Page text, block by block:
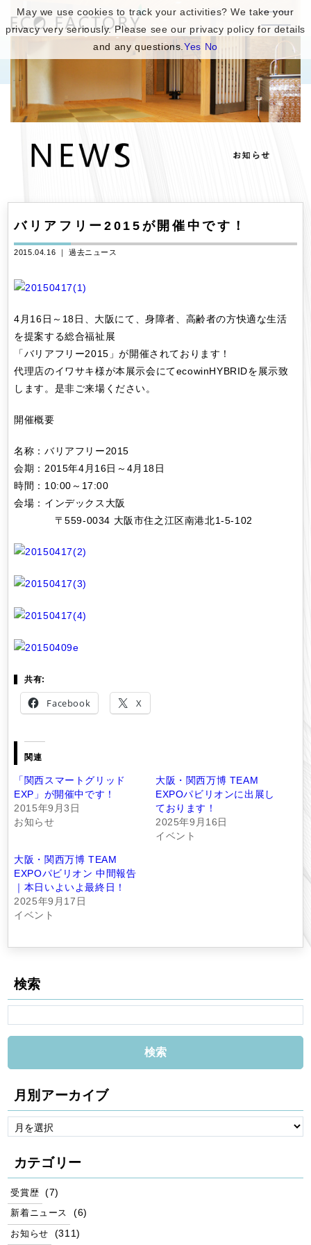
バリアフリー2015が開催中です！
2015.04.16 ｜過去ニュース
4月16日～18日、大阪にて、身障者、高齢者の方快適な生活
を提案する総合福祉展
「バリアフリー2015」が開催されております！
代理店のイワサキ様が本展示会にてecowinHYBRIDを展示致
します。是非ご来場ください。
開催概要
名称：バリアフリー2015
会期：2015年4月16日～4月18日
時間：10:00～17:00
会場：インデックス大阪
〒559-0034 大阪市住之江区南港北1-5-102
共有:
Facebook X
関連
「関西スマートグリッド
EXP」が開催中です！
2015年9月3日
お知らせ
大阪・関西万博 TEAM
EXPOパビリオンに出展し
ております！
2025年9月16日
イベント
大阪・関西万博 TEAM
EXPOパビリオン 中間報告
｜本日いよいよ最終日！
2025年9月17日
イベント
検索
月別アーカイブ
カテゴリー
受賞歴 (7)
新着ニュース (6)
お知らせ (311)
May we use cookies to track your activities? We take your
privacy very seriously. Please see our privacy policy for details
and any questions.Yes No